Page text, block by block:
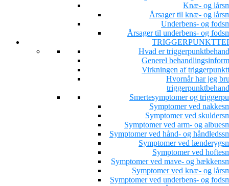
Knæ- og
Årsager til knæ- og
Underbens- og
Årsager til underbens- og
Hvad er
Generel
Virkningen af
Hvornår har jeg
Smertesymptomer og
Symptomer ved
Symptomer ved
Symptomer ved arm- og
Symptomer ved hånd- og
Symptomer ved
Symptomer ved
Symptomer ved mave- og
Symptomer ved knæ- og
Symptomer ved underbens- og